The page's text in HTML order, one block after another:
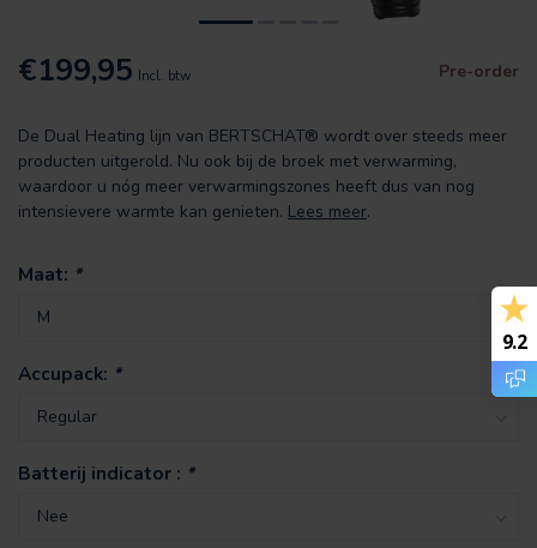
€199,95 Incl. btw Pre-order
De Dual Heating lijn van BERTSCHAT® wordt over steeds meer
producten uitgerold. Nu ook bij de broek met verwarming,
waardoor u nóg meer verwarmingszones heeft dus van nog
intensievere warmte kan genieten. Lees meer.
Maat: *
Accupack: *
Batterij indicator : *
9.2